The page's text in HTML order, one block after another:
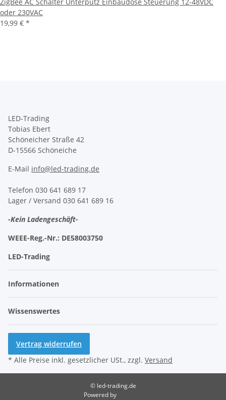
oder 230VAC
19,99 € *
LED-Trading
Tobias Ebert
Schöneicher Straße 42
D-15566 Schöneiche
E-Mail info@led-trading.de
Telefon 030 641 689 17
Lager / Versand 030 641 689 16
-Kein Ladengeschäft-
WEEE-Reg.-Nr.: DE58003750
LED-Trading
Informationen
Wissenswertes
Vertrag widerrufen
* Alle Preise inkl. gesetzlicher USt., zzgl. Versand
© led-trading.de
Powered by